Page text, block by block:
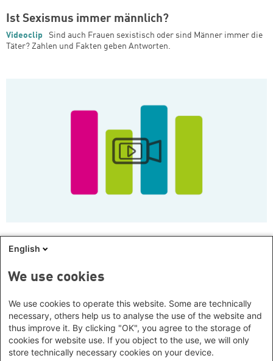
Ist Sexismus immer männlich?
Videoclip
Sind auch Frauen sexistisch oder sind Männer immer die
Täter? Zahlen und Fakten geben Antworten.
Macht und Sexismus: It's a match! - Das Erste
Polit-Satire
Anja Reschke erklärt in ihrer Sendung Reschke
English
We use cookies
We use cookies to operate this website. Some are technically
necessary, others help us to analyse the use of the website and
thus improve it. By clicking "OK", you agree to the storage of
cookies for website use. If you object to the use, we will only
store technically necessary cookies on your device.